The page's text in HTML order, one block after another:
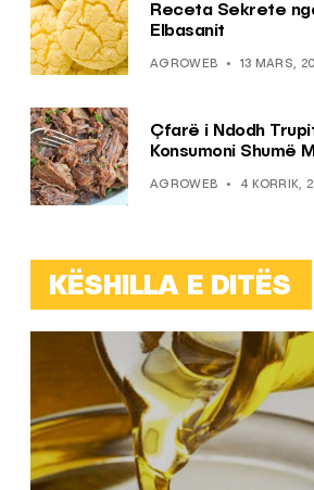
Receta Sekrete
Elbasanit
AGROWEB 13 MARS,
Çfarë i Ndodh
Konsumoni Shumë
AGROWEB 4 KORRIK,
KËSHILLA E DITËS